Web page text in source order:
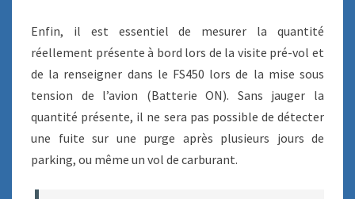
Enfin, il est essentiel de mesurer la quantité
réellement présente à bord lors de la visite pré-vol et
de la renseigner dans le FS450 lors de la mise sous
tension de l’avion (Batterie ON). Sans jauger la
quantité présente, il ne sera pas possible de détecter
une fuite sur une purge après plusieurs jours de
parking, ou même un vol de carburant.